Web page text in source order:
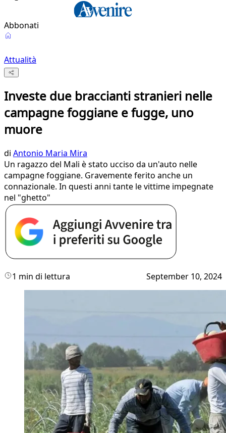
Abbonati
Attualità
Investe due braccianti stranieri nelle
campagne foggiane e fugge, uno
muore
di Antonio Maria Mira
Un ragazzo del Mali è stato ucciso da un'auto nelle
campagne foggiane. Gravemente ferito anche un
connazionale. In questi anni tante le vittime impegnate
nel "ghetto"
1 min di lettura September 10, 2024